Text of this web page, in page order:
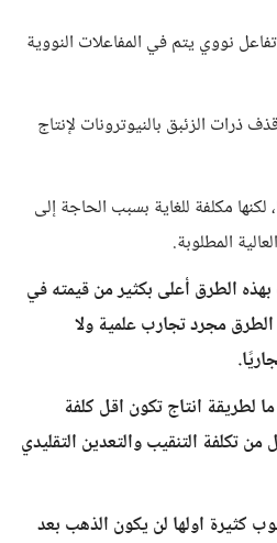
نووي يتم في المفاعلات النووية
ذرات الزئبق بالنيوترونات لإنتاج
لكنها مكلفة للغاية بسبب الحاجة إلى
المطلوبة.
بهذه الطرق أعلى بكثير من قيمته في
مجرد تجارب علمية ولا
لطريقة انتاج تكون اقل كلفة
من تكلفة التنقيب والتعدين التقليدي
كثيرة اولها لن يكون الذهب بعد